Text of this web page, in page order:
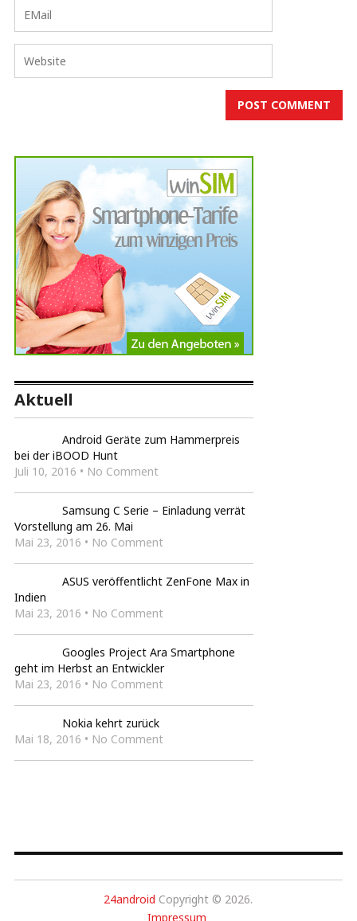
Aktuell
Android Geräte zum Hammerpreis
bei der iBOOD Hunt
Juli 10, 2016 • No Comment
Samsung C Serie – Einladung verrät
Vorstellung am 26. Mai
Mai 23, 2016 • No Comment
ASUS veröffentlicht ZenFone Max in
Indien
Mai 23, 2016 • No Comment
Googles Project Ara Smartphone
geht im Herbst an Entwickler
Mai 23, 2016 • No Comment
Nokia kehrt zurück
Mai 18, 2016 • No Comment
24android Copyright © 2026.
Impressum